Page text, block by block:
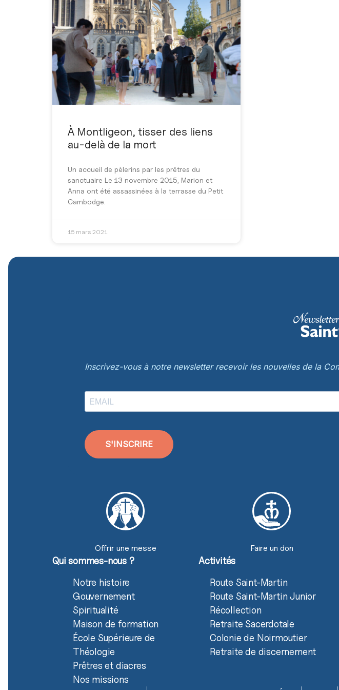
À Montligeon, tisser des liens
au-delà de la mort
Un accueil de pèlerins par les prêtres du
sanctuaire Le 13 novembre 2015, Marion et
Anna ont été assassinées à la terrasse du Petit
Cambodge.
15 mars 2021
Inscrivez-vous à notre newsletter recevoir les nouvelles de la
S'INSCRIRE
Offrir une messe Faire un don
Qui sommes-nous ?
Notre histoire
Gouvernement
Spiritualité
Maison de formation
École Supérieure de
Théologie
Prêtres et diacres
Nos missions
Activités
Route Saint-Martin
Route Saint-Martin Junior
Récollection
Retraite Sacerdotale
Colonie de Noirmoutier
Retraite de discernement